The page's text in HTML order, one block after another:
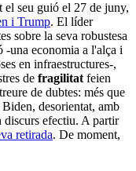
el seu guió el 27 de juny,
i Trump. El líder
sobre la seva robustesa
-una economia a l'alça i
en infraestructures-,
de fragilitatfeien
de dubtes: més que
desorientat, amb
discurs efectiu. A partir
retirada. De moment,